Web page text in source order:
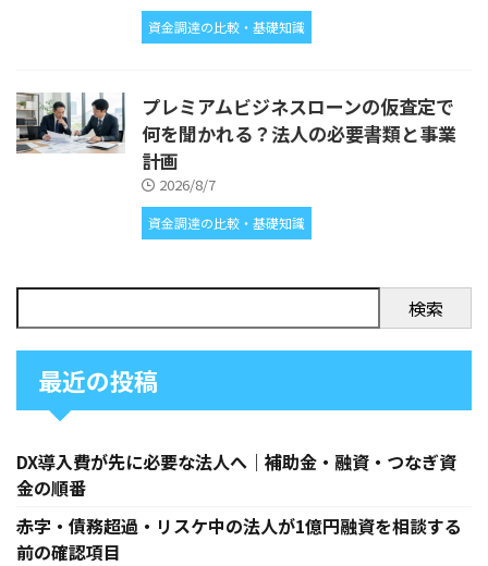
資金調達の比較・基礎知識
プレミアムビジネスローンの仮査定で
何を聞かれる？法人の必要書類と事業
計画
2026/8/7
資金調達の比較・基礎知識
検索
最近の投稿
DX導入費が先に必要な法人へ｜補助金・融資・つなぎ資
金の順番
赤字・債務超過・リスケ中の法人が1億円融資を相談する
前の確認項目